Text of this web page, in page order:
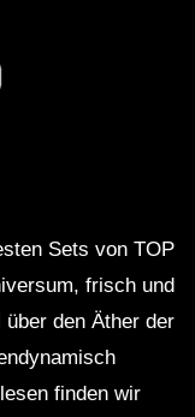
Sets von TOP
frisch und
den Äther der
finden wir